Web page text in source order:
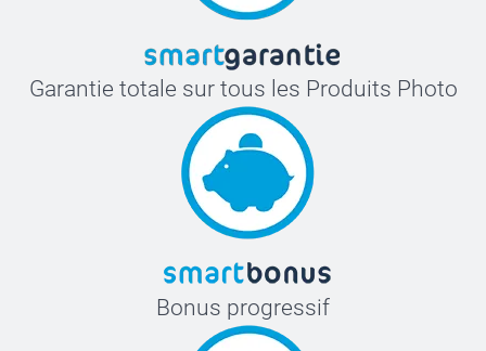
Garantie totale sur tous les Produits Photo
Bonus progressif